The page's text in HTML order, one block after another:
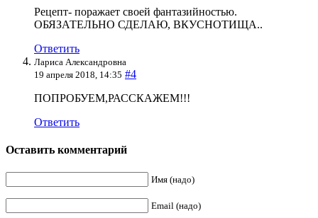
Рецепт- поражает своей фантазийностью.
ОБЯЗАТЕЛЬНО СДЕЛАЮ, ВКУСНОТИЩА..
Ответить
Лариса Александровна
19 апреля 2018, 14:35 #4
ПОПРОБУЕМ,РАССКАЖЕМ!!!
Ответить
Оставить комментарий
Имя (надо)
Email (надо)